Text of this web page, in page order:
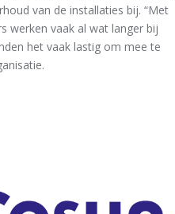
van de installaties bij. “Met
werken vaak al wat langer bij
het vaak lastig om mee te